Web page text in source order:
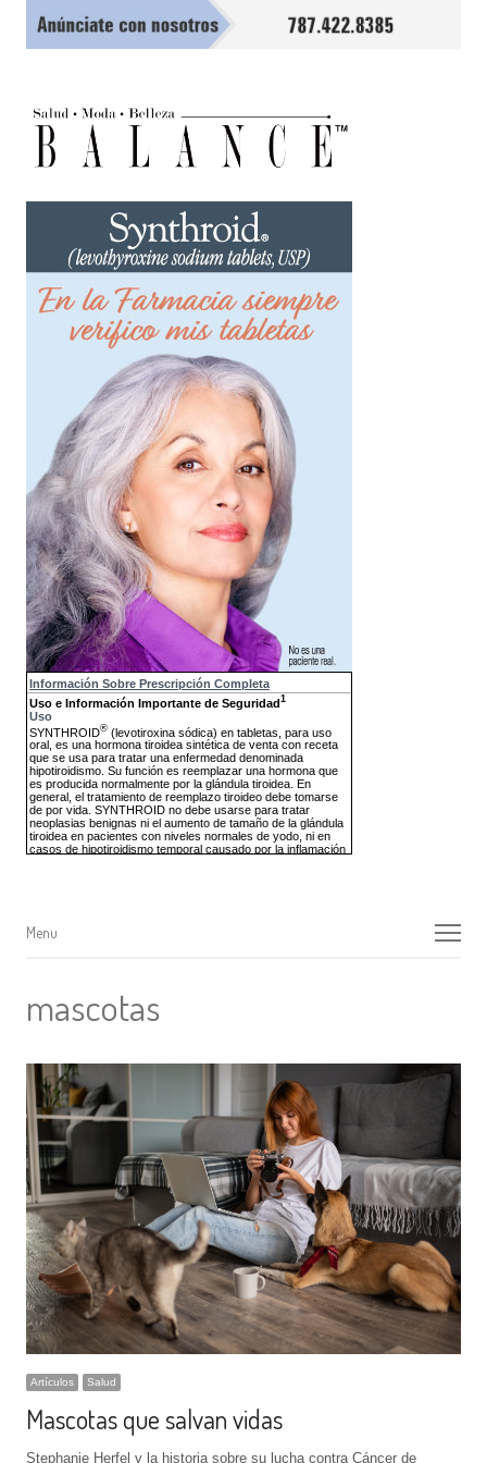
Menu
Menu
mascotas
Artículos Salud
Mascotas que salvan vidas
Stephanie Herfel y la historia sobre su lucha contra Cáncer de